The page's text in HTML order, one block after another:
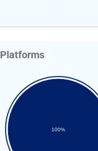
Platforms
100%